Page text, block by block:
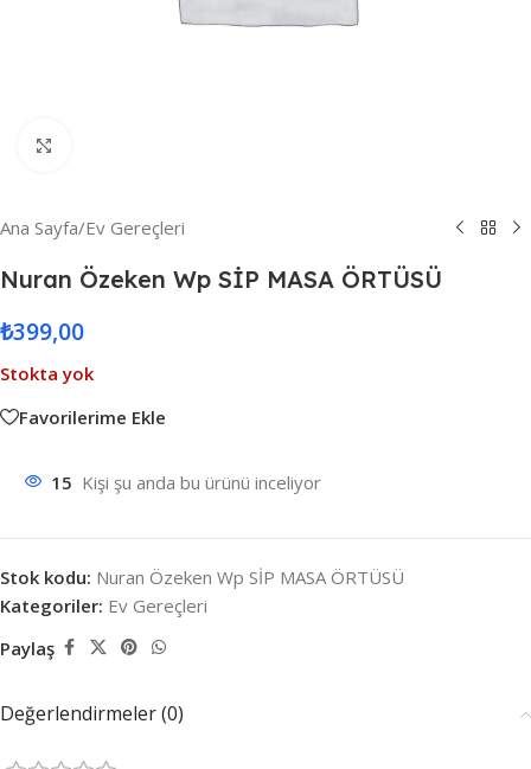
Ana Sayfa/Ev Gereçleri
Nuran Özeken Wp SİP MASA ÖRTÜSÜ
₺399,00
Stokta yok
Favorilerime Ekle
15 Kişi şu anda bu ürünü inceliyor
Stok kodu: Nuran Özeken Wp SİP MASA ÖRTÜSÜ
Kategoriler: Ev Gereçleri
Paylaş
Değerlendirmeler (0)